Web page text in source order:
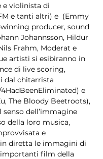
e violinista di
e tanti altri) e (Emmy
producer, sound
Johannsson, Hildur
Frahm, Moderat e
artisti si esibiranno in
di live scoring,
dal chitarrista
e
The Bloody Beetroots),
dell’immagine
della loro musica,
e
diretta le immagini di
film della